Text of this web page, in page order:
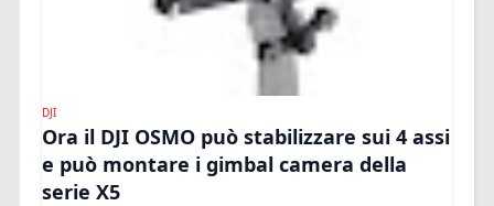
DJI
Ora il DJI OSMO può stabilizzare sui 4 assi
e può montare i gimbal camera della
serie X5